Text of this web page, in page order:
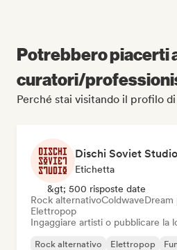
Potrebbero piacerti
curatori/
Perché stai visitando il profilo
Dischi Soviet Studio
Etichetta
&gt; 500 risposte date
Rock alternativoColdwaveDream
Elettropop
Ingaggiare artisti o pubblicare la
Rock alternativo Elettropop